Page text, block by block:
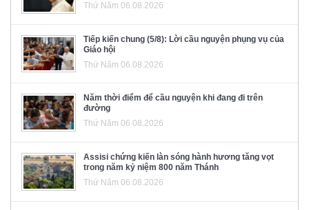
Thứ Năm 06.08.2026
Tiếp kiến chung (5/8): Lời cầu nguyện phụng vụ của
Giáo hội
Thứ Năm 06.08.2026
Năm thời điểm để cầu nguyện khi đang đi trên
đường
Thứ Năm 06.08.2026
Assisi chứng kiến làn sóng hành hương tăng vọt
trong năm kỷ niệm 800 năm Thánh
Thứ Năm 06.08.2026